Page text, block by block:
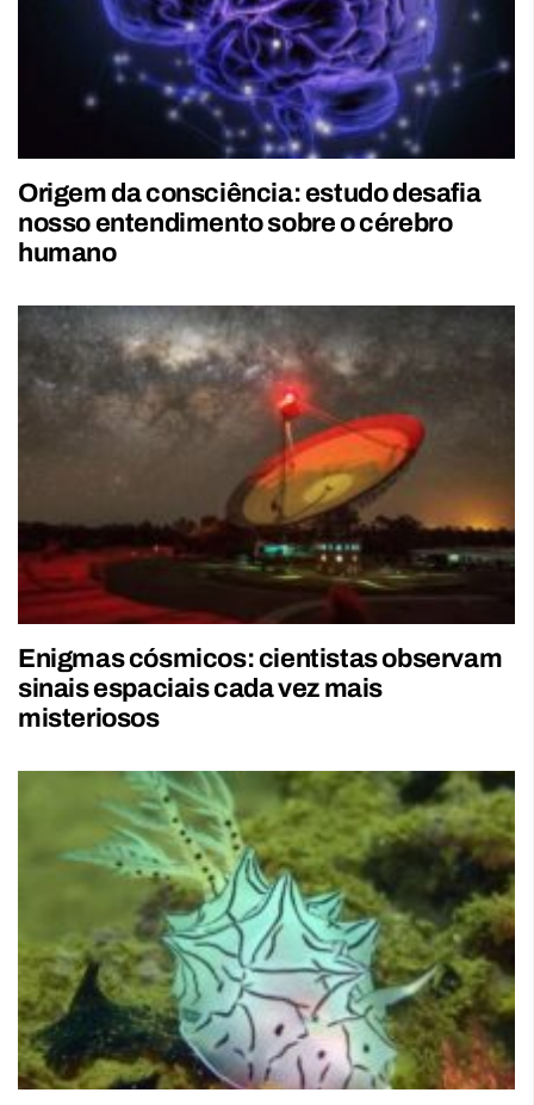
Origem da consciência: estudo desafia
nosso entendimento sobre o cérebro
humano
Enigmas cósmicos: cientistas observam
sinais espaciais cada vez mais
misteriosos